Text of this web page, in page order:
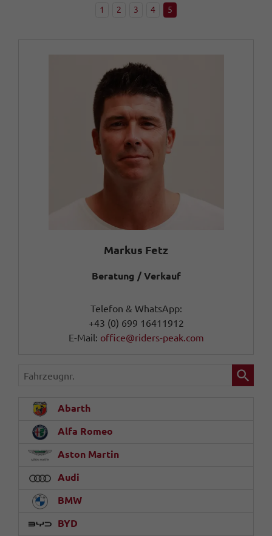
1 2 3 4 5
Markus Fetz
Beratung / Verkauf
Telefon & WhatsApp:
+43 (0) 699 16411912
E-Mail: office@riders-peak.com
Fahrzeugnr.
Abarth
Alfa Romeo
Aston Martin
Audi
BMW
BYD